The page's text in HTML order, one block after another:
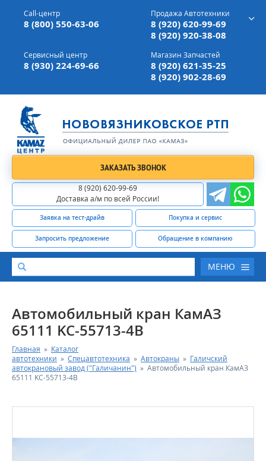
г. Вязники,ул. Механизаторов, д 90
Доставка а/м,по всей России
Call-центр
8 (800) 550-63-06
Продажа Автотехники
8 (920) 620-99-69
8 (920) 920-38-08
Сервисный центр
8 (930) 224-69-66
Магазин Запчастей
8 (920) 621-35-25
8 (920) 902-28-69
ЗАКАЗАТЬ ЗВОНОК
8 (920) 620-99-69
Доставка а/м по всей России!
Заявка на тест-драйв Покупка и сервис
Запросить предложение Обращение в компанию
МЕНЮ
КАТАЛОГ АВТОТЕХНИКИ
СЕРВИС И ГАРАНТИЙНЫЕ ОБЯЗАТЕЛЬСТВА
Автомобильный кран КамАЗ
65111 KC-55713-4В
Главная » Каталог
автотехники » Спецавтотехника » Автокраны » Галичский
автокрановый завод ("Галичанин") » Автомобильный кран КамАЗ
65111 KC-55713-4В